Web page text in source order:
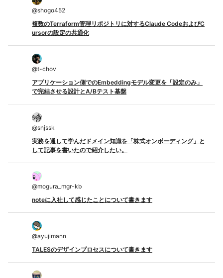
@shogo452
複数のTerraform管理リポジトリに対するClaude CodeおよびC
ursorの設定の共通化
@t-chov
アプリケーション側でのEmbeddingモデル変更を「設定のみ」
で完結させる設計とA/Bテスト基盤
@snjssk
実務を通して学んだドメイン知識を「株式オンボーディング」と
して記事を書いたので紹介したい。
@mogura_mgr-kb
noteに入社して感じたことについて書きます
@ayujimann
TALESのデザインプロセスについて書きます